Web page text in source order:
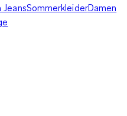
JeansSommerkleiderDamen